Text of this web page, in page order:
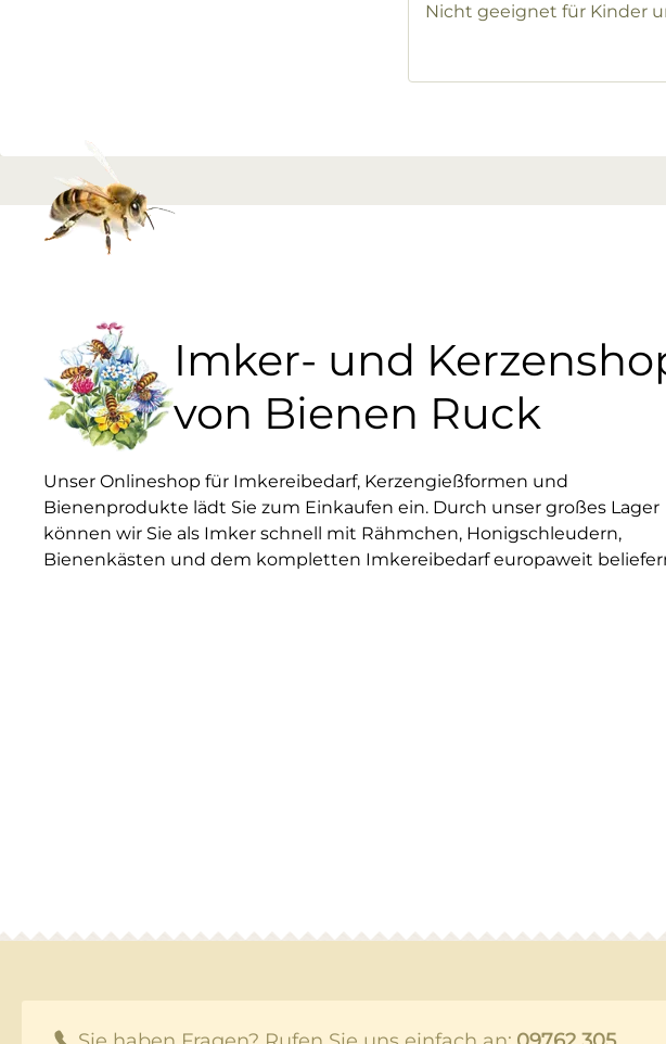
Nicht geeignet für Kinder
Imker- und
von Bienen Ruck
Unser Onlineshop für Imkereibedarf, Kerzengießformen und
Bienenprodukte lädt Sie zum Einkaufen ein. Durch unser großes Lager
können wir Sie als Imker schnell mit Rähmchen, Honigschleudern,
Bienenkästen und dem kompletten Imkereibedarf europaweit